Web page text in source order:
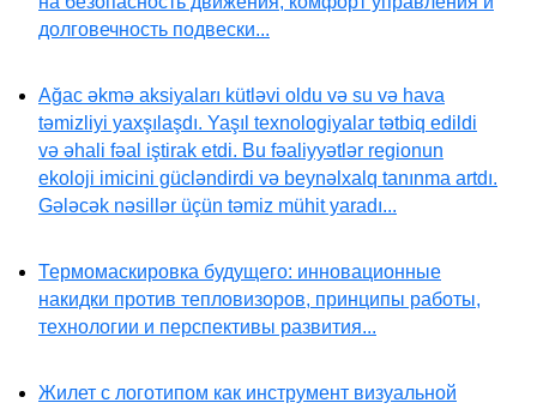
долговечность подвески...
Ağac əkmə aksiyaları kütləvi oldu və su və hava
təmizliyi yaxşılaşdı. Yaşıl texnologiyalar tətbiq edildi
və əhali fəal iştirak etdi. Bu fəaliyyətlər regionun
ekoloji imicini gücləndirdi və beynəlxalq tanınma artdı.
Gələcək nəsillər üçün təmiz mühit yaradı...
Термомаскировка будущего: инновационные
накидки против тепловизоров, принципы работы,
технологии и перспективы развития...
Жилет с логотипом как инструмент визуальной